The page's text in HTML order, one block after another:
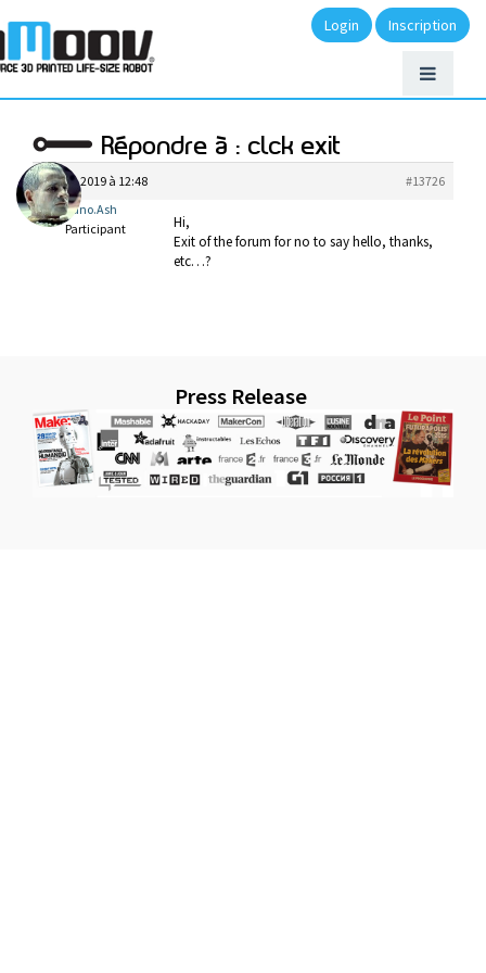
Login Inscription
Répondre à : clck exit
avril 6, 2019 à 12:48
#13726
Bruno.Ash
Participant
Hi,
Exit of the forum for no to say hello, thanks,
etc…?
Press Release